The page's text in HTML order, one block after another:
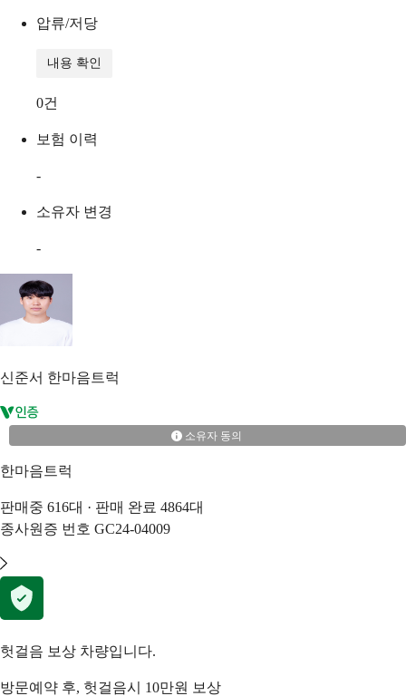
압류/저당
내용 확인
0건
보험 이력
-
소유자 변경
-
신준서 한마음트럭
소유자 동의
한마음트럭
판매중 616대 · 판매 완료 4864대
종사원증 번호 GC24-04009
헛걸음 보상 차량입니다.
방문예약 후, 헛걸음시 10만원 보상